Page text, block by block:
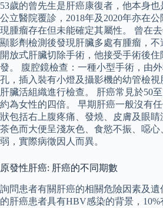
53歲的曾先生是肝癌康復者，他本身
公立醫院覆診，2018年及2020年亦在
現腫瘤存在但未能確定其屬性。 曾在
顯影劑檢測後發現肝臟多處有腫瘤，
開放式肝臟切除手術，他接受手術後
發。 腹腔鏡檢查：一種小型手術，由
孔，插入裝有小燈及攝影機的幼管檢
肝臟活組織進行檢查。 肝癌常見於50
約為女性的四倍。 早期肝癌一般沒有
狀包括右上腹疼痛、發燒、皮膚及眼
茶色而大便呈淺灰色、食慾不振、噁
弱，實際病徵因人而異。
原發性肝癌: 肝癌的不同期數
詢問患者有關肝癌的相關危險因素及遺
的肝癌患者具有HBV感染的背景，